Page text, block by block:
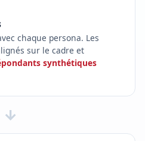
chaque persona. Les
sur le cadre et
synthétiques
→